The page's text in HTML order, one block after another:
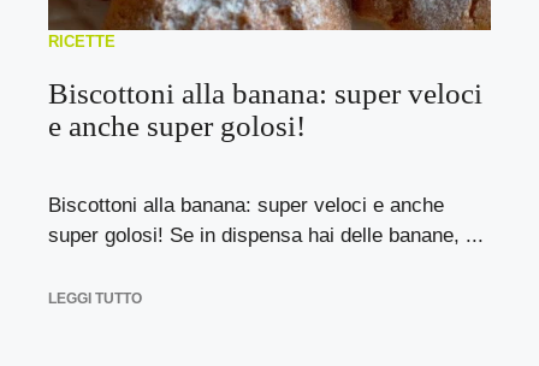
RICETTE
Biscottoni alla banana: super veloci
e anche super golosi!
Biscottoni alla banana: super veloci e anche
super golosi! Se in dispensa hai delle banane, ...
LEGGI TUTTO